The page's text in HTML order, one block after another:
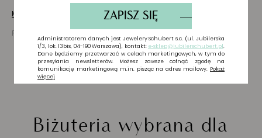
Masz pytania? Zapytaj!
Prezentowana cena jest ceną brutto
Biżuteria wybrana dla